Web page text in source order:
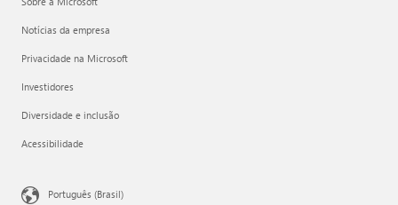
Notícias da empresa
Privacidade na Microsoft
Investidores
Diversidade e inclusão
Acessibilidade
Português (Brasil)